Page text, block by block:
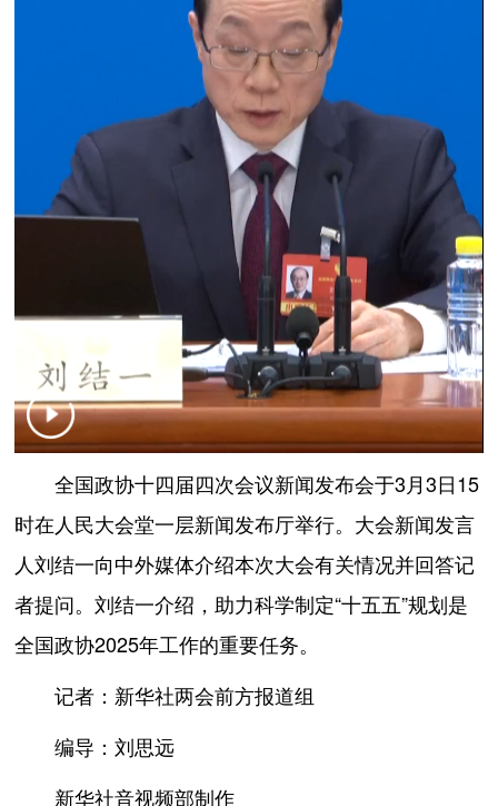
全国政协十四届四次会议新闻发布会于3月3日15
时在人民大会堂一层新闻发布厅举行。大会新闻发言
人刘结一向中外媒体介绍本次大会有关情况并回答记
者提问。刘结一介绍，助力科学制定“十五五”规划是
全国政协2025年工作的重要任务。
记者：新华社两会前方报道组
编导：刘思远
新华社音视频部制作